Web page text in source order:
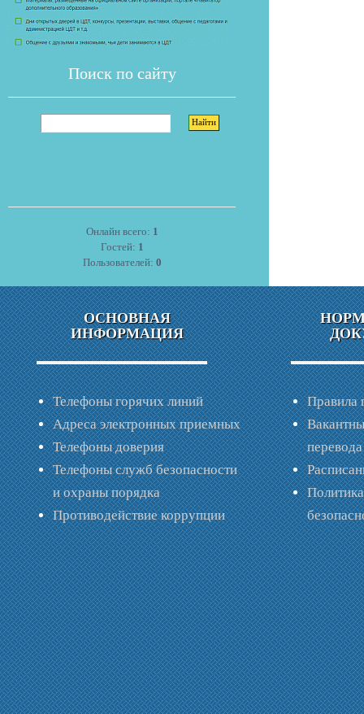
Поиск по сайту
Онлайн всего: 1
Гостей: 1
Пользователей: 0
ОСНОВНАЯ
ИНФОРМАЦИЯ
Телефоны горячих линий
Адреса электронных приемных
Телефоны доверия
Телефоны служб безопасности
и охраны порядка
Противодействие коррупции
Правила
перевода